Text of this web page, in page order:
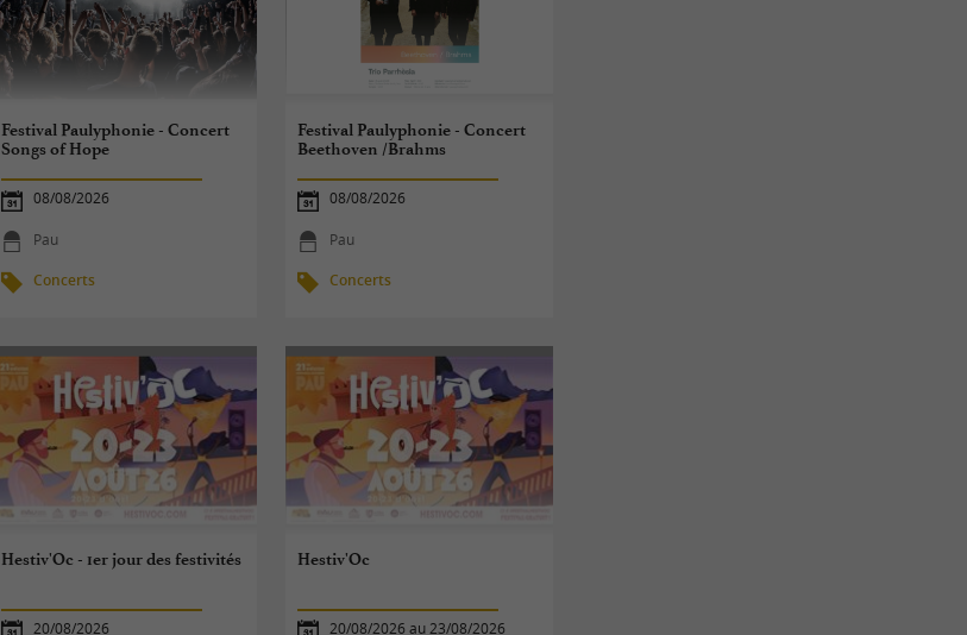
Festival Paulyphonie - Concert
Songs of Hope
08/08/2026
Pau
Concerts
Festival Paulyphonie - Concert
Beethoven /Brahms
08/08/2026
Pau
Concerts
Hestiv'Oc - 1er jour des festivités
20/08/2026
Hestiv'Oc
20/08/2026 au 23/08/2026